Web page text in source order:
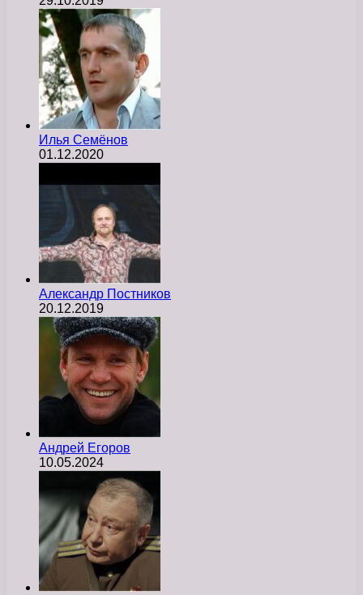
Илья Семёнов
01.12.2020
Александр Постников
20.12.2019
Андрей Егоров
10.05.2024